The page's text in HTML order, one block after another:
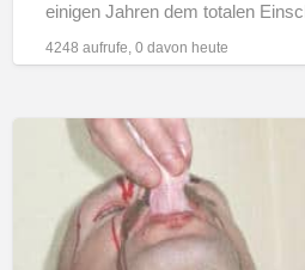
einigen Jahren dem totalen
4248 aufrufe, 0 davon heute
Kaufe
Tampons